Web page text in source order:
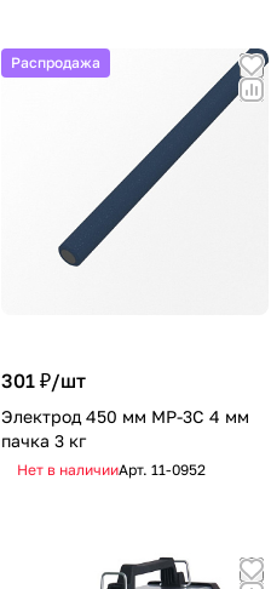
Распродажа
301 ₽/шт
Электрод 450 мм MP-3C 4 мм
пачка 3 кг
Нет в наличииАрт. 11-0952